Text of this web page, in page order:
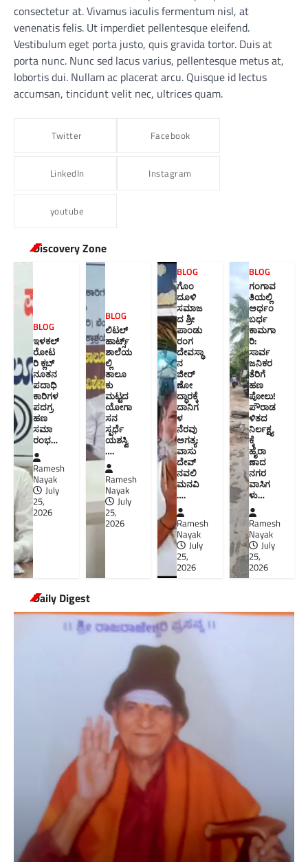
consectetur at. Vivamus iaculis fermentum nisl, at
venenatis felis. Ut imperdiet pellentesque eleifend.
Vestibulum eget porta justo, quis gravida tortor. Duis at
porta nunc. Nunc sed lacus varius, pellentesque metus at,
lobortis dui. Nullam ac placerat arcu. Quisque id lectus
accumsan, tincidunt velit nec, ultrices quam.
Twitter Facebook
LinkedIn Instagram
youtube
Discovery Zone
BLOG
ಇಳಕಲ್
ರೋಟ
ರಿ ಕ್ಲಬ್
ನೂತನ‌
ಪದಾಧಿ
ಕಾರಿಗಳ
ಪದಗ್ರ
ಹಣ
ಸಮಾ
ರಂಭ…
Ramesh
Nayak
July
25,
2026
BLOG
ಲಿಟಲ್
ಹಾರ್ಟ್ಸ್
ಶಾಲೆಯ
ಲ್ಲಿ
ತಾಲೂ
ಕು
ಮಟ್ಟದ
ಯೋಗಾ
ಸನ
ಸ್ಪರ್ಧೆ
ಯಶಸ್ವಿ
….
Ramesh
Nayak
July
25,
2026
BLOG
ಗೊಂ
ದೂಳಿ
ಸಮಾಜ
ದ ಶ್ರೀ
ಪಾಂಡು
ರಂಗ
ದೇವಸ್ಥಾ
ನ
ಜೀರ್
ಣೋ
ದ್ಧಾರಕ್ಕೆ
ದಾನಿಗ
ಳ
ನೆರವು
ಅಗತ್ಯ:
ವಾಸು
ದೇವ್
ನವಲಿ
ಮನವಿ​
….
Ramesh
Nayak
July
25,
2026
BLOG
ಗಂಗಾವ
ತಿಯಲ್ಲಿ
ಅರ್ಧಂ
ಬರ್ಧ
ಕಾಮಗಾ
ರಿ:
ಸಾರ್ವ
ಜನಿಕರ
ತೆರಿಗೆ
ಹಣ
ಪೋಲು!
ಪೌರಾಡ
ಳಿತದ
ನಿರ್ಲಕ್ಷ್ಯ
ಕ್ಕೆ
ಹೈರಾ
ಣಾದ
ನಗರ
ವಾಸಿಗ
ಳು​…
Ramesh
Nayak
July
25,
2026
Daily Digest